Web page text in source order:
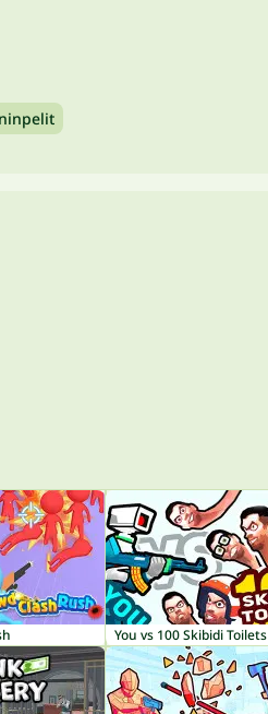
You vs 100 Skibidi Toilets